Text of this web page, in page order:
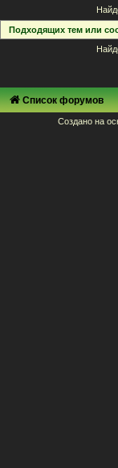
Подходящих тем или
Список форумов
Создано на